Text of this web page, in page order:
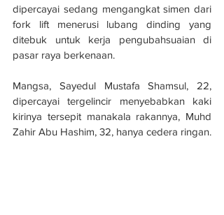
dipercayai sedang mengangkat simen dari
fork lift menerusi lubang dinding yang
ditebuk untuk kerja pengubahsuaian di
pasar raya berkenaan.
Mangsa, Sayedul Mustafa Shamsul, 22,
dipercayai tergelincir menyebabkan kaki
kirinya tersepit manakala rakannya, Muhd
Zahir Abu Hashim, 32, hanya cedera ringan.